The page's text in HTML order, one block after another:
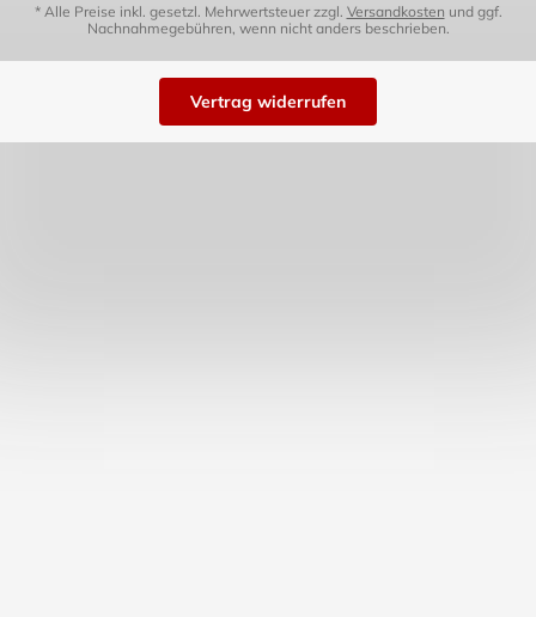
* Alle Preise inkl. gesetzl. Mehrwertsteuer zzgl. Versandkosten und ggf.
Nachnahmegebühren, wenn nicht anders beschrieben.
Vertrag widerrufen